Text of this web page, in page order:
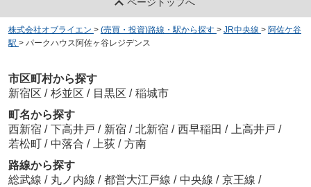
株式会社オブライエン > (売買・投資)路線・駅から探す > JR中央線 > 阿佐ケ谷
駅 > パークハウス阿佐ヶ谷レジデンス
市区町村から探す
新宿区 / 杉並区 / 目黒区 / 稲城市
町名から探す
西新宿 / 下高井戸 / 新宿 / 北新宿 / 西早稲田 / 上高井戸 /
若松町 / 中落合 / 上荻 / 方南
路線から探す
総武線 / 丸ノ内線 / 都営大江戸線 / 中央線 / 京王線 /